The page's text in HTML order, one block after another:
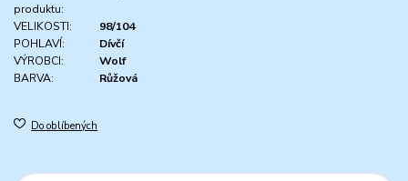
produktu:
VELIKOSTI:
98/104
POHLAVÍ:
Dívčí
VÝROBCI:
Wolf
BARVA:
Růžová
Do oblíbených